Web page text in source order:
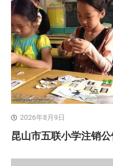
2026年8月9日
昆山市五联小学注销